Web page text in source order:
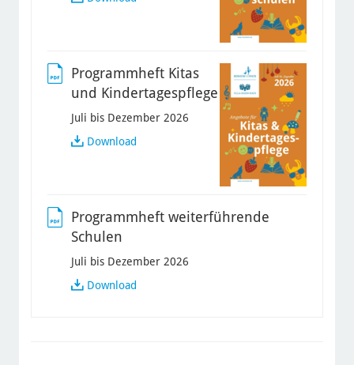
Programmheft Kitas
und Kindertagespflege
Juli bis Dezember 2026
DownloadProgrammheft
Kindertagespflege
Programmheft weiterführende
Schulen
Juli bis Dezember 2026
DownloadProgrammheft